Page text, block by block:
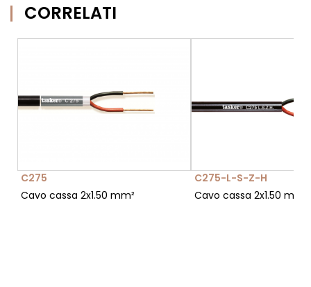
CORRELATI
C275
Cavo cassa 2x1.50 mm²
C275-L-S-Z-H
Cavo cassa 2x1.50 mm²